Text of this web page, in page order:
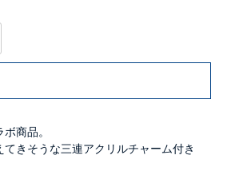
商品。
きそうな三連アクリルチャーム付き